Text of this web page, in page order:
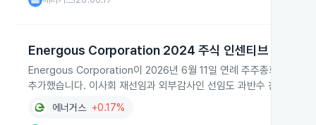
Energous Corporation 2024 주식 인센티브 플랜 개
Energous Corporation이 2026년 6월 11일 연례 주주총회에서
추가했습니다. 이사회 재선임과 외부감사인 선임도 과반수 찬성으로
에너거스 +0.17%